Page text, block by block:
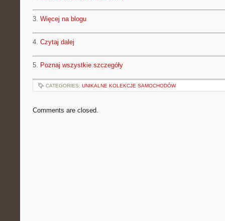
3. Więcej na blogu
4. Czytaj dalej
5. Poznaj wszystkie szczegóły
CATEGORIES: UNIKALNE KOLEKCJE SAMOCHODÓW
Comments are closed.